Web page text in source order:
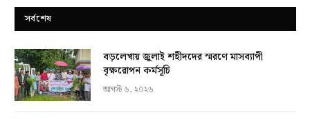
সর্বশেষ
বড়লেখায় জুলাই শহীদদের স্মরণে মাসব্যাপী
বৃক্ষরোপন কর্মসূচি
আগস্ট ৬, ২০২৬